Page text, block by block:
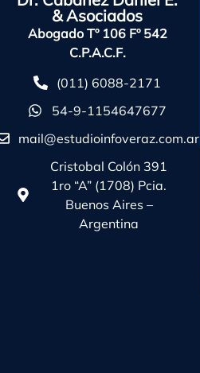
& Asociados
Abogado Tº 106 Fº 542
C.P.A.C.F.
(011) 6088-2171
54-9-1154647677
mail@estudioinfoveraz.com.ar
Cristobal Colón 391
1ro “A” (1708) Pcia.
Buenos Aires –
Argentina